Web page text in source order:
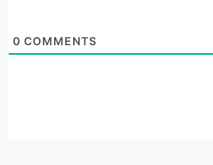
0 COMMENTS